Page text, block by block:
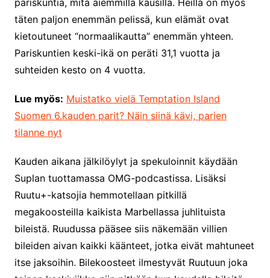
täten paljon enemmän pelissä, kun elämät ovat
kietoutuneet “normaalikautta” enemmän yhteen.
Pariskuntien keski-ikä on peräti 31,1 vuotta ja
suhteiden kesto on 4 vuotta.
Lue myös: Muistatko vielä Temptation Island
Suomen 6.kauden parit? Näin siinä kävi, parien
tilanne nyt
Kauden aikana jälkilöylyt ja spekuloinnit käydään
Suplan tuottamassa OMG-podcastissa. Lisäksi
Ruutu+-katsojia hemmotellaan pitkillä
megakoosteilla kaikista Marbellassa juhlituista
bileistä. Ruudussa pääsee siis näkemään villien
bileiden aivan kaikki käänteet, jotka eivät mahtuneet
itse jaksoihin. Bilekoosteet ilmestyvät Ruutuun joka